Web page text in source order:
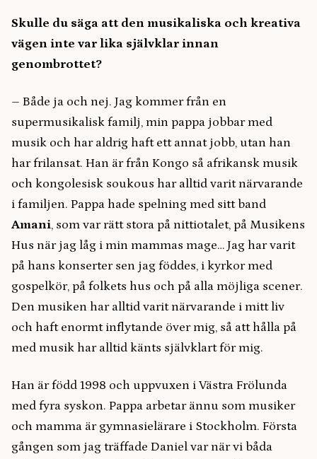
Skulle du säga att den musikaliska och kreativa
vägen inte var lika självklar innan
genombrottet?
– Både ja och nej. Jag kommer från en
supermusikalisk familj, min pappa jobbar med
musik och har aldrig haft ett annat jobb, utan han
har frilansat. Han är från Kongo så afrikansk musik
och kongolesisk soukous har alltid varit närvarande
i familjen. Pappa hade spelning med sitt band
Amani, som var rätt stora på nittiotalet, på Musikens
Hus när jag låg i min mammas mage… Jag har varit
på hans konserter sen jag föddes, i kyrkor med
gospelkör, på folkets hus och på alla möjliga scener.
Den musiken har alltid varit närvarande i mitt liv
och haft enormt inflytande över mig, så att hålla på
med musik har alltid känts självklart för mig.
Han är född 1998 och uppvuxen i Västra Frölunda
med fyra syskon. Pappa arbetar ännu som musiker
och mamma är gymnasielärare i Stockholm. Första
gången som jag träffade Daniel var när vi båda